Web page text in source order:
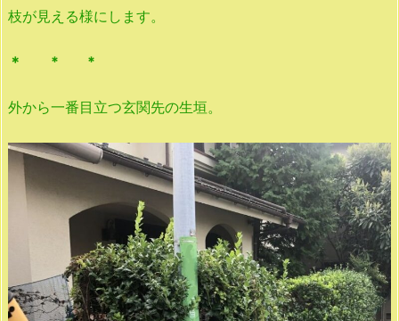
枝が見える様にします。
＊ * *
外から一番目立つ玄関先の生垣。